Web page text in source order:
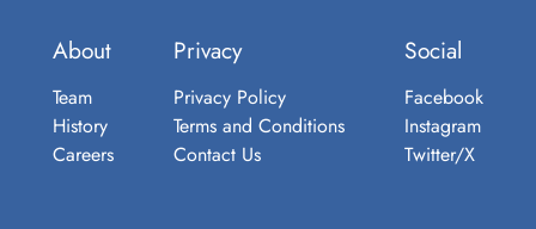
About
Team
History
Careers
Privacy
Privacy Policy
Terms and Conditions
Contact Us
Social
Facebook
Instagram
Twitter/X